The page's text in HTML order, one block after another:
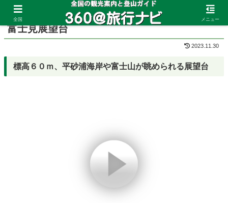
ホーム 千葉県 館山
富士見展望台
2023.11.30
標高６０ｍ、平砂浦海岸や富士山が眺められる展望台
全国 メニュー